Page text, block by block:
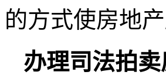
的方式使房地
办理司法拍